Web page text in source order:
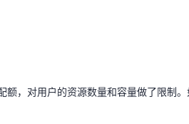
额，对用户的资源数量和容量做了限制